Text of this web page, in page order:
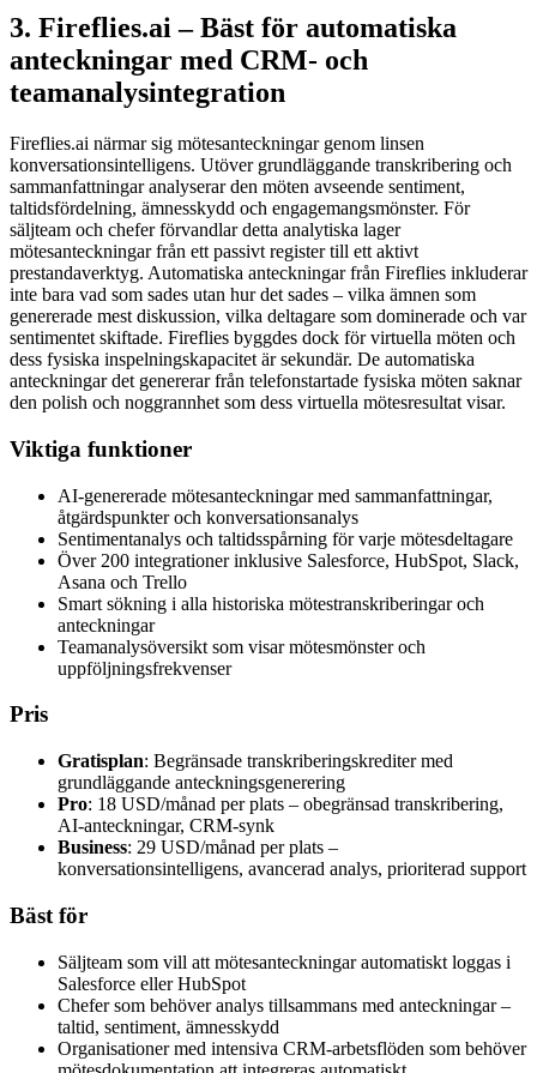
3. Fireflies.ai – Bäst för automatiska
anteckningar med CRM- och
teamanalysintegration
Fireflies.ai närmar sig mötesanteckningar genom linsen
konversationsintelligens. Utöver grundläggande transkribering och
sammanfattningar analyserar den möten avseende sentiment,
taltidsfördelning, ämnesskydd och engagemangsmönster. För
säljteam och chefer förvandlar detta analytiska lager
mötesanteckningar från ett passivt register till ett aktivt
prestandaverktyg. Automatiska anteckningar från Fireflies inkluderar
inte bara vad som sades utan hur det sades – vilka ämnen som
genererade mest diskussion, vilka deltagare som dominerade och var
sentimentet skiftade. Fireflies byggdes dock för virtuella möten och
dess fysiska inspelningskapacitet är sekundär. De automatiska
anteckningar det genererar från telefonstartade fysiska möten saknar
den polish och noggrannhet som dess virtuella mötesresultat visar.
Viktiga funktioner
AI-genererade mötesanteckningar med sammanfattningar,
åtgärdspunkter och konversationsanalys
Sentimentanalys och taltidsspårning för varje mötesdeltagare
Över 200 integrationer inklusive Salesforce, HubSpot, Slack,
Asana och Trello
Smart sökning i alla historiska mötestranskriberingar och
anteckningar
Teamanalysöversikt som visar mötesmönster och
uppföljningsfrekvenser
Pris
Gratisplan: Begränsade transkriberingskrediter med
grundläggande anteckningsgenerering
Pro: 18 USD/månad per plats – obegränsad transkribering,
AI-anteckningar, CRM-synk
Business: 29 USD/månad per plats –
konversationsintelligens, avancerad analys, prioriterad support
Bäst för
Säljteam som vill att mötesanteckningar automatiskt loggas i
Salesforce eller HubSpot
Chefer som behöver analys tillsammans med anteckningar –
taltid, sentiment, ämnesskydd
Organisationer med intensiva CRM-arbetsflöden som behöver